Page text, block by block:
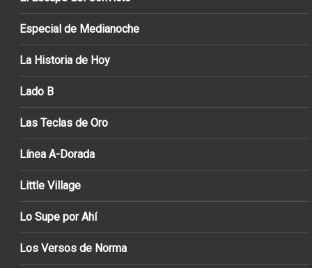
Especial de Medianoche
La Historia de Hoy
Lado B
Las Teclas de Oro
Línea A-Dorada
Little Village
Lo Supe por Ahí
Los Versos de Norma